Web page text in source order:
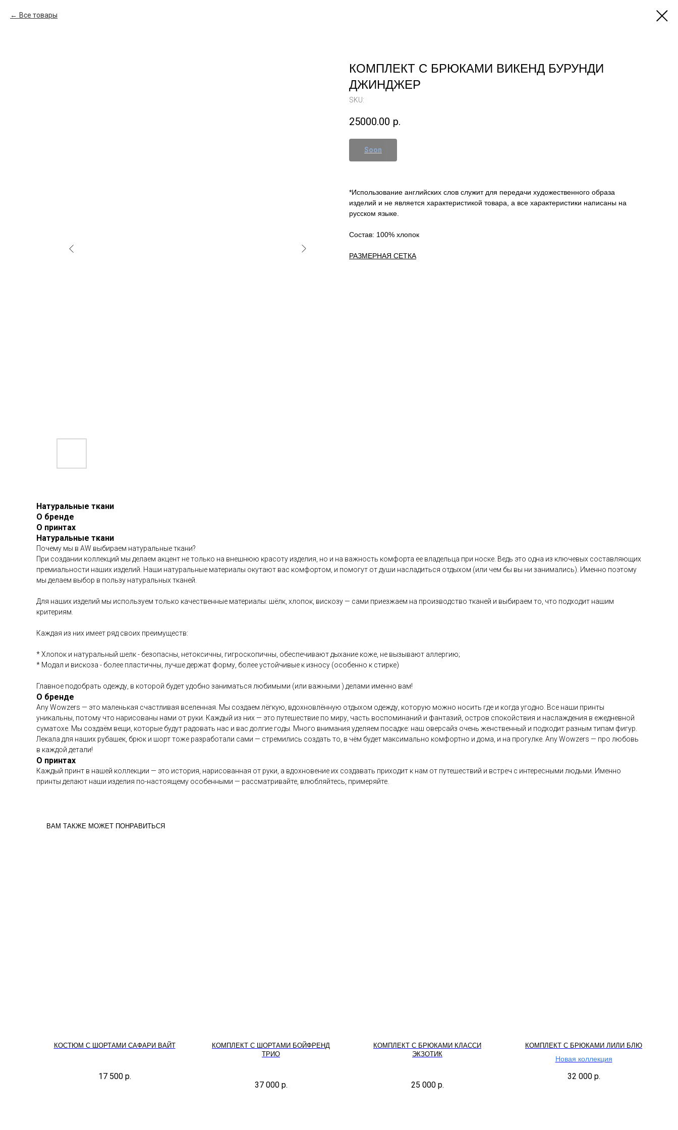
Все товары
КОМПЛЕКТ С БРЮКАМИ ВИКЕНД БУРУНДИ
ДЖИНДЖЕР
SKU:
25000.00 р.
*Использование английских слов служит для передачи художественного образа
изделий и не является характеристикой товара, а все характеристики написаны на
русском языке.
Состав: 100% хлопок
РАЗМЕРНАЯ СЕТКА
Натуральные ткани
О бренде
О принтах
Натуральные ткани
Почему мы в AW выбираем натуральные ткани?
При создании коллекций мы делаем акцент не только на внешнюю красоту изделия, но и на важность комфорта ее владельца при носке. Ведь это одна из ключевых составляющих
премиальности наших изделий. Наши натуральные материалы окутают вас комфортом, и помогут от души насладиться отдыхом (или чем бы вы ни занимались). Именно поэтому
мы делаем выбор в пользу натуральных тканей.
Для наших изделий мы используем только качественные материалы: шёлк, хлопок, вискозу — сами приезжаем на производство тканей и выбираем то, что подходит нашим
критериям.
Каждая из них имеет ряд своих преимуществ:
* Хлопок и натуральный шелк - безопасны, нетоксичны, гигроскопичны, обеспечивают дыхание коже, не вызывают аллергию;
* Модал и вискоза - более пластичны, лучше держат форму, более устойчивые к износу (особенно к стирке)
Главное подобрать одежду, в которой будет удобно заниматься любимыми (или важными ) делами именно вам!
О бренде
Any Wowzers — это маленькая счастливая вселенная. Мы создаем лёгкую, вдохновлённую отдыхом одежду, которую можно носить где и когда угодно. Все наши принты
уникальны, потому что нарисованы нами от руки. Каждый из них — это путешествие по миру, часть воспоминаний и фантазий, остров спокойствия и наслаждения в ежедневной
суматохе. Мы создаём вещи, которые будут радовать нас и вас долгие годы. Много внимания уделяем посадке: наш оверсайз очень женственный и подходит разным типам фигур.
Лекала для наших рубашек, брюк и шорт тоже разработали сами — стремились создать то, в чём будет максимально комфортно и дома, и на прогулке. Any Wowzers — про любовь
в каждой детали!
О принтах
Каждый принт в нашей коллекции — это история, нарисованная от руки, а вдохновение их создавать приходит к нам от путешествий и встреч с интересными людьми. Именно
принты делают наши изделия по-настоящему особенными — рассматривайте, влюбляйтесь, примеряйте.
ВАМ ТАКЖЕ МОЖЕТ ПОНРАВИТЬСЯ
КОСТЮМ С ШОРТАМИ САФАРИ ВАЙТ
17 500 р.
КОМПЛЕКТ С ШОРТАМИ БОЙФРЕНД
ТРИО
37 000 р.
КОМПЛЕКТ С БРЮКАМИ КЛАССИ
ЭКЗОТИК
25 000 р.
КОМПЛЕКТ С БРЮКАМИ ЛИЛИ БЛЮ
Новая коллекция
32 000 р.